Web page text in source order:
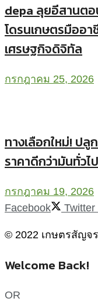
depa ลุยอีสานต
โดรนเกษตรมืออา
เศรษฐกิจดิจิทัล
กรกฎาคม 25, 2026
ทางเลือกใหม่! ปลู
ราคาดีกว่ามันทั่วไ
กรกฎาคม 19, 2026
Facebook
Twitter
© 2022 เกษตรสัญจร
Welcome Back!
OR